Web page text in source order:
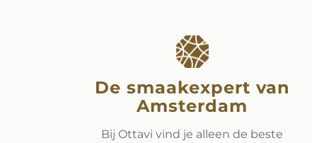
De smaakexpert van
Amsterdam
Bij Ottavi vind je alleen de beste